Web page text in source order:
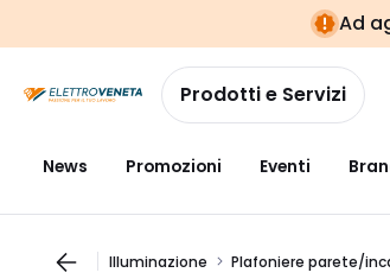
navigazionealla
pagina
Ad
Prodotti e Servizi
News Promozioni Eventi
Illuminazione Plafoniere parete/